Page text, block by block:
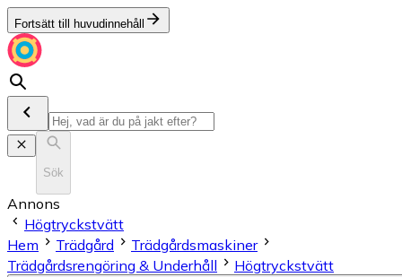
Fortsätt till huvudinnehåll
Sök
Annons
Högtryckstvätt
Hem
Trädgård
Trädgårdsmaskiner
Trädgårdsrengöring & Underhåll
Högtryckstvätt